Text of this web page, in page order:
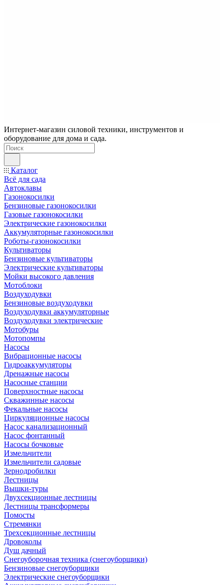
Интернет-магазин силовой техники, инструментов и
оборудование для дома и сада.
Каталог
Всё для сада
Автоклавы
Газонокосилки
Бензиновые газонокосилки
Газовые газонокосилки
Электрические газонокосилки
Аккумуляторные газонокосилки
Роботы-газонокосилки
Культиваторы
Бензиновые культиваторы
Электрические культиваторы
Мойки высокого давления
Мотоблоки
Воздуходувки
Бензиновые воздуходувки
Воздуходувки аккумуляторные
Воздуходувки электрические
Мотобуры
Мотопомпы
Насосы
Вибрационные насосы
Гидроаккумуляторы
Дренажные насосы
Насосные станции
Поверхностные насосы
Скважинные насосы
Фекальные насосы
Циркуляционные насосы
Насос канализационный
Насос фонтанный
Насосы бочковые
Измельчители
Измельчители садовые
Зернодробилки
Лестницы
Вышки-туры
Двухсекционные лестницы
Лестницы трансформеры
Помосты
Стремянки
Трехсекционные лестницы
Дровоколы
Душ дачный
Снегоуборочная техника (снегоуборщики)
Бензиновые снегоуборщики
Электрические снегоуборщики